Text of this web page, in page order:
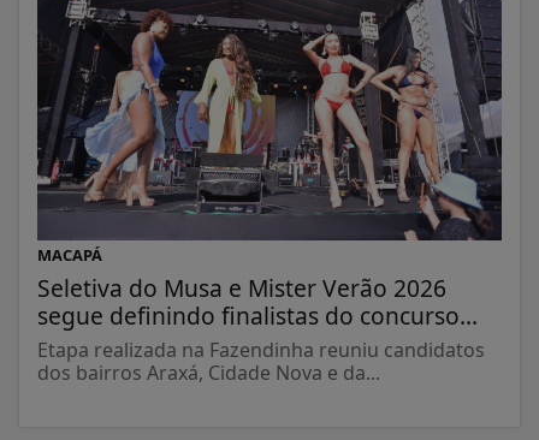
MACAPÁ
Seletiva do Musa e Mister Verão 2026
segue definindo finalistas do concurso...
Etapa realizada na Fazendinha reuniu candidatos
dos bairros Araxá, Cidade Nova e da...